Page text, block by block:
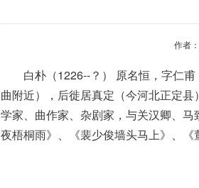
作者
白朴（1226--？） 原名恒，字仁
曲附近），后徙居真定（今河北正定
学家、曲作家、杂剧家，与关汉卿、
夜梧桐雨》、《裴少俊墙头马上》、《